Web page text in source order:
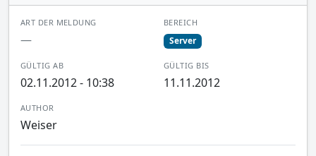
ART DER MELDUNG
—
BEREICH
Server
GÜLTIG AB
02.11.2012 - 10:38
GÜLTIG BIS
11.11.2012
AUTHOR
Weiser